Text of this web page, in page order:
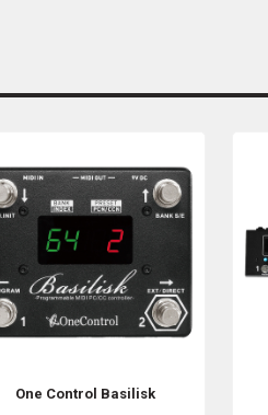
One Control Basilisk